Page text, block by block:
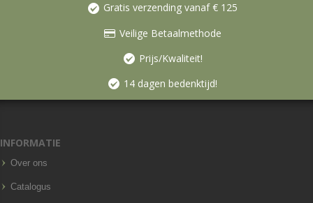
Gratis verzending vanaf € 125
Veilige Betaalmethode
Prijs/Kwaliteit!
14 dagen bedenktijd!
INFORMATIE
Over ons
Catalogus